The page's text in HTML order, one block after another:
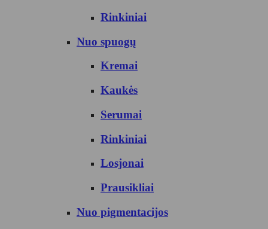
Rinkiniai
Nuo spuogų
Kremai
Kaukės
Serumai
Rinkiniai
Losjonai
Prausikliai
Nuo pigmentacijos